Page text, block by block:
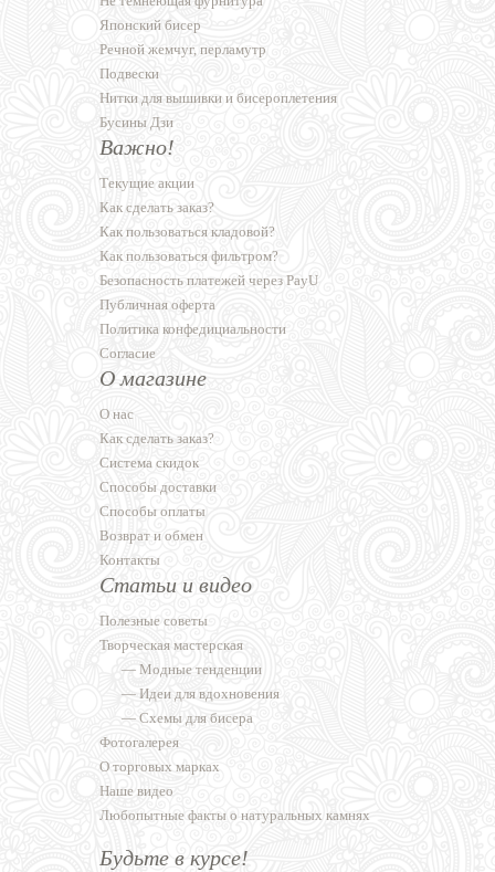
Японский бисер
Речной жемчуг, перламутр
Подвески
Нитки для вышивки и бисероплетения
Бусины Дзи
Важно!
Текущие акции
Как сделать заказ?
Как пользоваться кладовой?
Как пользоваться фильтром?
Безопасность платежей через PayU
Публичная оферта
Политика конфедициальности
Согласие
О магазине
О нас
Как сделать заказ?
Система скидок
Способы доставки
Способы оплаты
Возврат и обмен
Контакты
Статьи и видео
Полезные советы
Творческая мастерская
— Модные тенденции
— Идеи для вдохновения
— Схемы для бисера
Фотогалерея
О торговых марках
Наше видео
Любопытные факты о натуральных камнях
Будьте в курсе!